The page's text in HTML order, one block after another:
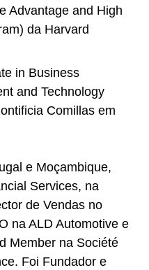
Advantage and High
da Harvard
in Business
and Technology
Comillas em
e Moçambique,
Services, na
de Vendas no
na ALD Automotive e
Member na Société
Foi Fundador e